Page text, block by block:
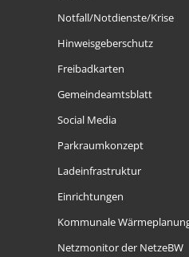
Notfall/Notdienste/Krise
Hinweisgeberschutz
Freibadkarten
Gemeindeamtsblatt
Social Media
Parkraumkonzept
Ladeinfrastruktur
Einrichtungen
Kommunale
Netzmonitor der NetzeBW